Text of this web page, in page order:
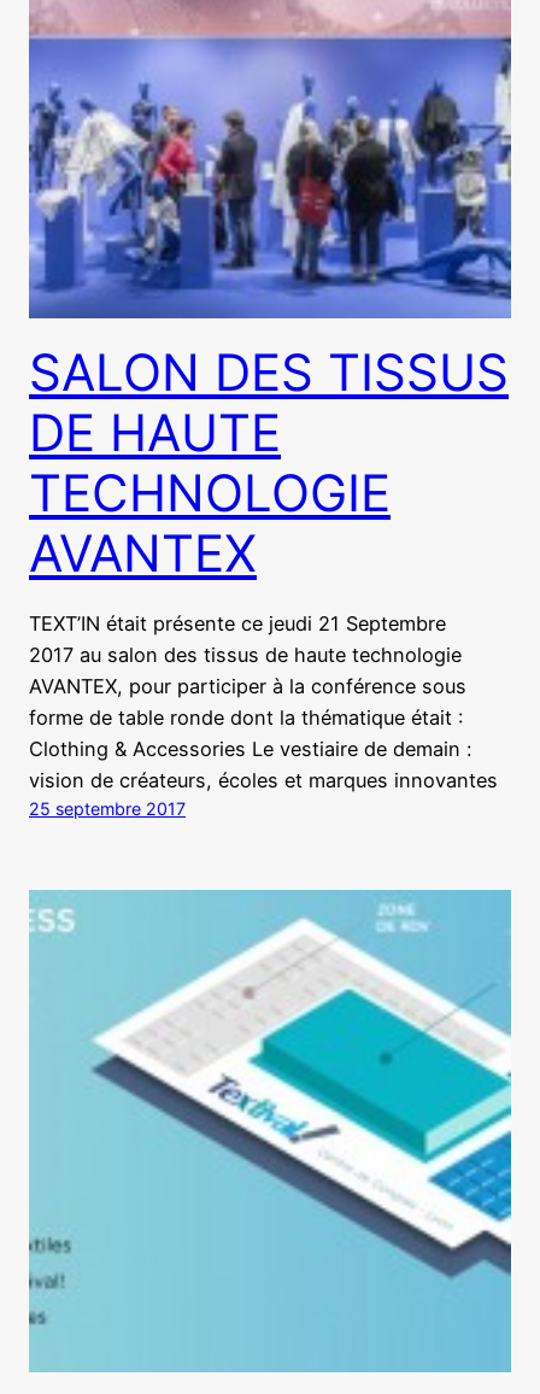
SALON DES TISSUS
DE HAUTE
TECHNOLOGIE
AVANTEX
TEXT’IN était présente ce jeudi 21 Septembre
2017 au salon des tissus de haute technologie
AVANTEX, pour participer à la conférence sous
forme de table ronde dont la thématique était :
Clothing & Accessories Le vestiaire de demain :
vision de créateurs, écoles et marques innovantes
25 septembre 2017